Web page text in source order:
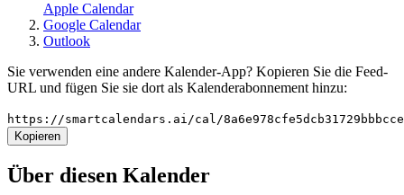
Apple Calendar
Google Calendar
Outlook
Sie verwenden eine andere Kalender-App? Kopieren Sie die Feed-
URL und fügen Sie sie dort als Kalenderabonnement hinzu:
https://smartcalendars.ai/cal/
Kopieren
Über diesen Kalender